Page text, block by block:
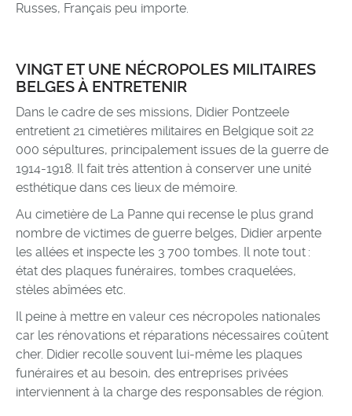
Russes, Français peu importe.
VINGT ET UNE NÉCROPOLES MILITAIRES
BELGES À ENTRETENIR
Dans le cadre de ses missions, Didier Pontzeele
entretient 21 cimetières militaires en Belgique soit 22
000 sépultures, principalement issues de la guerre de
1914-1918. Il fait très attention à conserver une unité
esthétique dans ces lieux de mémoire.
Au cimetière de La Panne qui recense le plus grand
nombre de victimes de guerre belges, Didier arpente
les allées et inspecte les 3 700 tombes. Il note tout :
état des plaques funéraires, tombes craquelées,
stèles abîmées etc.
Il peine à mettre en valeur ces nécropoles nationales
car les rénovations et réparations nécessaires coûtent
cher. Didier recolle souvent lui-même les plaques
funéraires et au besoin, des entreprises privées
interviennent à la charge des responsables de région.